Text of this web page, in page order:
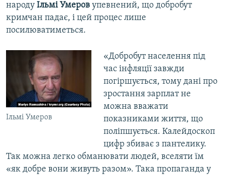
народу Ільмі Умеров упевнений, що добробут
кримчан падає, і цей процес лише
посилюватиметься.
Ільмі Умеров
«Добробут населення під
час інфляції завжди
погіршується, тому дані про
зростання зарплат не
можна вважати
показниками життя, що
поліпшується. Калейдоскоп
цифр збиває з пантелику.
Так можна легко обманювати людей, вселяти їм
«як добре вони живуть разом». Така пропаганда у